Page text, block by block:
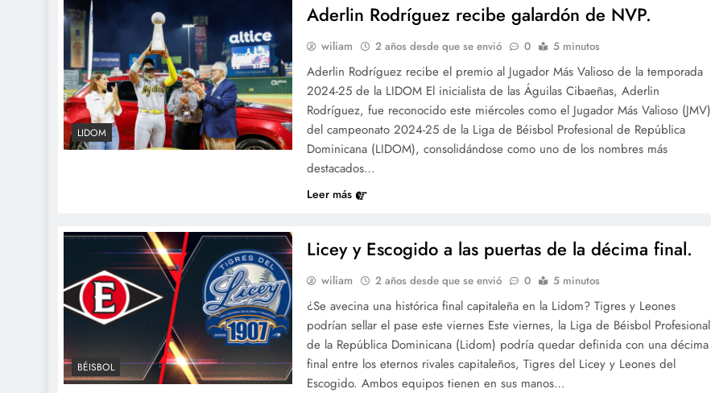
LIDOM
Aderlin Rodríguez recibe galardón de NVP.
wiliam 2 años desde que se envió 0 5 minutos
Aderlin Rodríguez recibe el premio al Jugador Más Valioso de la temporada
2024-25 de la LIDOM El inicialista de las Águilas Cibaeñas, Aderlin
Rodríguez, fue reconocido este miércoles como el Jugador Más Valioso (JMV)
del campeonato 2024-25 de la Liga de Béisbol Profesional de República
Dominicana (LIDOM), consolidándose como uno de los nombres más
destacados…
Leer más
BÉISBOL
Licey y Escogido a las puertas de la décima final.
wiliam 2 años desde que se envió 0 5 minutos
¿Se avecina una histórica final capitaleña en la Lidom? Tigres y Leones
podrían sellar el pase este viernes Este viernes, la Liga de Béisbol Profesional
de la República Dominicana (Lidom) podría quedar definida con una décima
final entre los eternos rivales capitaleños, Tigres del Licey y Leones del
Escogido. Ambos equipos tienen en sus manos…